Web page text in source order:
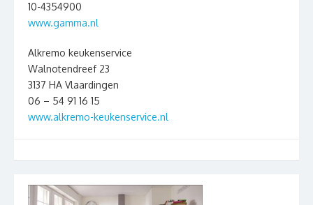
10-4354900
www.gamma.nl
Alkremo keukenservice
Walnotendreef 23
3137 HA Vlaardingen
06 – 54 91 16 15
www.alkremo-keukenservice.nl